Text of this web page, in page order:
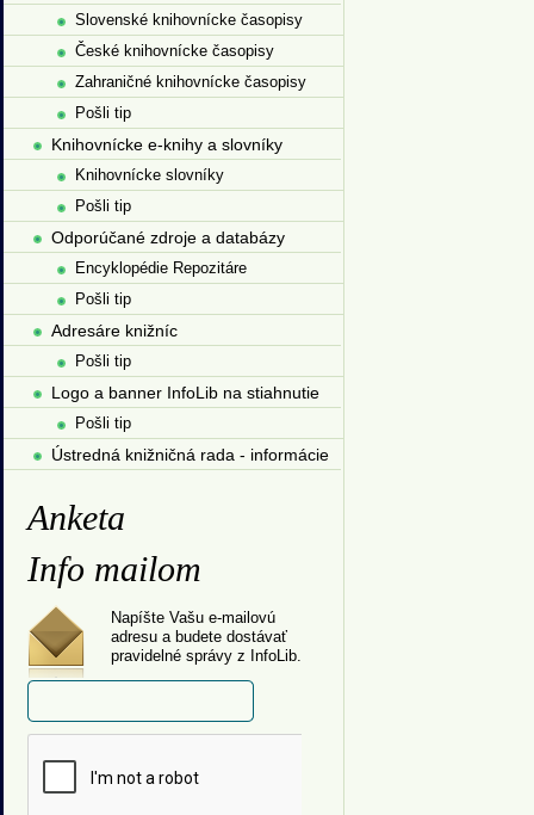
Slovenské knihovnícke časopisy
České knihovnícke časopisy
Zahraničné knihovnícke časopisy
Pošli tip
Knihovnícke e-knihy a slovníky
Knihovnícke slovníky
Pošli tip
Odporúčané zdroje a databázy
Encyklopédie Repozitáre
Pošli tip
Adresáre knižníc
Pošli tip
Logo a banner InfoLib na stiahnutie
Pošli tip
Ústredná knižničná rada - informácie
Anketa
Info mailom
Napíšte Vašu e-mailovú
adresu a budete dostávať
pravidelné správy z InfoLib.